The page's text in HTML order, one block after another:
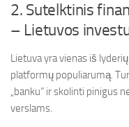
2. Sutelktinis
– Lietuvos
Lietuva yra vienas iš
platformų populiarumą.
„banku“ ir skolinti pinigus
verslams.